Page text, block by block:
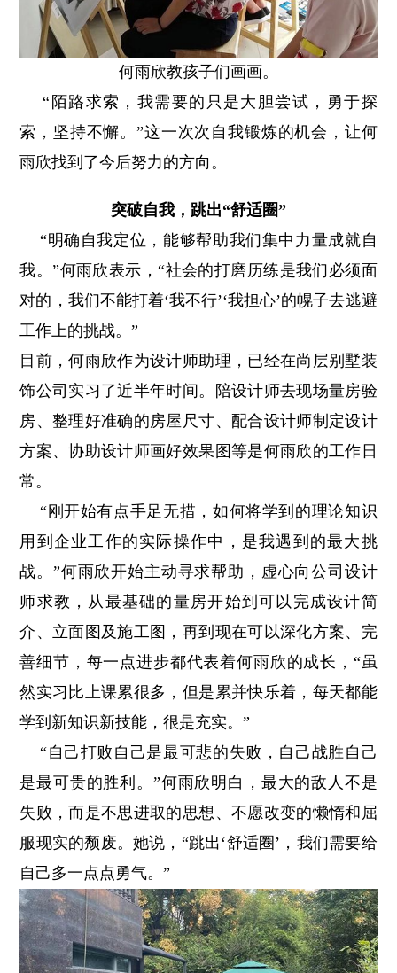
何雨欣教孩子们画画。
“陌路求索，我需要的只是大胆尝试，勇于探
索，坚持不懈。”这一次次自我锻炼的机会，让何
雨欣找到了今后努力的方向。
突破自我，跳出“舒适圈”
“明确自我定位，能够帮助我们集中力量成就自
我。”何雨欣表示，“社会的打磨历练是我们必须面
对的，我们不能打着‘我不行’‘我担心’的幌子去逃避
工作上的挑战。”
目前，何雨欣作为设计师助理，已经在尚层别墅装
饰公司实习了近半年时间。陪设计师去现场量房验
房、整理好准确的房屋尺寸、配合设计师制定设计
方案、协助设计师画好效果图等是何雨欣的工作日
常。
“刚开始有点手足无措，如何将学到的理论知识
用到企业工作的实际操作中，是我遇到的最大挑
战。”何雨欣开始主动寻求帮助，虚心向公司设计
师求教，从最基础的量房开始到可以完成设计简
介、立面图及施工图，再到现在可以深化方案、完
善细节，每一点进步都代表着何雨欣的成长，“虽
然实习比上课累很多，但是累并快乐着，每天都能
学到新知识新技能，很是充实。”
“自己打败自己是最可悲的失败，自己战胜自己
是最可贵的胜利。”何雨欣明白，最大的敌人不是
失败，而是不思进取的思想、不愿改变的懒惰和屈
服现实的颓废。她说，“跳出‘舒适圈’，我们需要给
自己多一点点勇气。”